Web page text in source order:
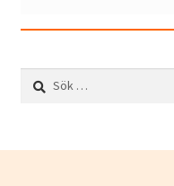
Sök
efter: